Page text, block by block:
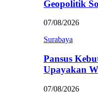
Geopolitik
07/08/2026
Surabaya
Pansus
Upayakan
07/08/2026